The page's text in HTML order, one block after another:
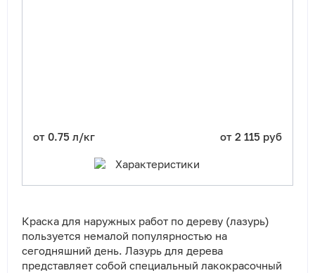
от 0.75 л/кг от 2 115 руб
Характеристики
Краска для наружных работ по дереву (лазурь)
пользуется немалой популярностью на
сегодняшний день. Лазурь для дерева
представляет собой специальный лакокрасочный